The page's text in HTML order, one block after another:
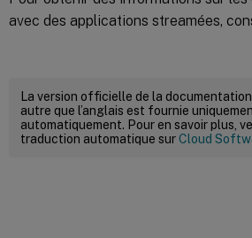
avec des applications streamées,
La version officielle de la
autre que l’anglais est fournie
automatiquement. Pour en savoir plus,
traduction automatique surCloud